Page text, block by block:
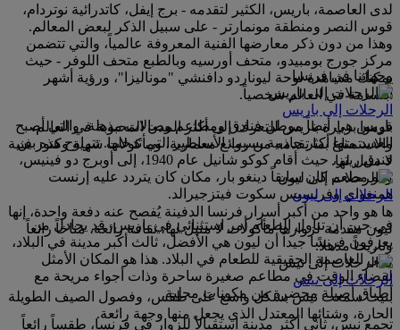
لدى العاصمة، باريس، الكثير لتقدمه - برج إيفل، كاتدرائية نوتردام،
قوس النصر ومنطقة مونمارتر - على سبيل الذكر لبعض المعالم.
وهذا من دون ذكر معارضها الفنية المعروفة عالمياً، والتي تتضمن
مركز جورج بومبيدو، متحف أورسيه وبالطبع متحف اللوفر - حيث
يمكنك مشاهدة لوحة ليوناردو دافنشي "موناليزا"، ورؤية أشهر
ابتسامة في العالم شخصياً.
باريس هي أيضاً موطن فنادق ومطاعم وصالات مذهلة، والتي أصبح
العديد منها أكثر جاذبية بسبب الأساطير التي تدخلها. تتراوح هذه بين
فندق ريتز، حيث أقام كوكو شانيل عام 1940، إلى أوبرج دو فينيس،
وهو مطعم كان سابقاً دينغو بار، مكان كان يتردد عليه إرنست
همنغواي وفرنسيس سكوت فيتزجيرالد.
في حين أن تناول الطعام أمر استثنائي في باريس، قد يجادل من
يعرفون فرنسا جيداً أن ليون هي الأفضل، ثالث أكبر مدينة في البلاد،
وهي العاصمة الحقيقية للطعام في البلاد. هذا هو المكان الأمثل
لقضاء الوقت في مطاعم صغيرة ساحرة وذات أجواء مريحة مع
أطباق أصيلة محضرة من مكونات محلية.
تجمع نيس، ثاني أكثر مدينة استقبالاً للزوار في فرنسا، طقساً رائعاً
وجهاتنا في فرنسا
الرحلات إلى باريس
قوموا بزيارة باريس للتعرف إلى أكثر المدن المحبوبة في العالم،
والاستمتاع بما تقدمه من روائع معمارية، ومأكولات شهية وكنوز فنية
لا مثيل لها.
الرحلات إلى ليون
ها هو واحد من أكبر أسرار فرنسا الدفينة يُفصح عنه دفعة واحدة، إنها
ليون مقدمة لزوارها مأكولات لا مثيل لها، ثقافة رائعة، مناخاً رائعاً
وتاريخاً مذهلاً.
الرحلات إلى نيس
بنيت سمعت نيس بشكل واسع على طقس، وفصول الصيف الطويلة
الحارة، وشتائها المعتدل الذي يجعل منها وجهة رائعة.